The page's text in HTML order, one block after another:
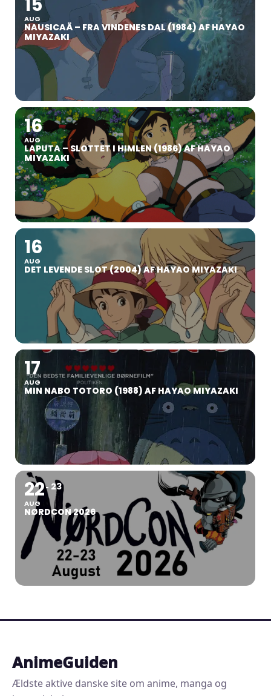
AUG
NAUSICAÄ – FRA VINDENES DAL (1984) AF HAYAO
MIYAZAKI
16
AUG
LAPUTA – SLOTTET I HIMLEN (1986) AF HAYAO
MIYAZAKI
16
AUG
DET LEVENDE SLOT (2004) AF HAYAO MIYAZAKI
17
AUG
MIN NABO TOTORO (1988) AF HAYAO MIYAZAKI
22
AUG
23
NØRDCON 2026
AnimeGuiden
Ældste aktive danske site om anime, manga og